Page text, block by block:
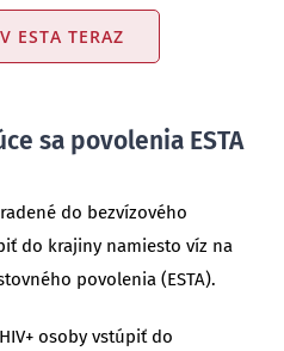
ESTA TERAZ
sa povolenia ESTA
do bezvízového
do krajiny namiesto víz na
povolenia (ESTA).
osoby vstúpiť do